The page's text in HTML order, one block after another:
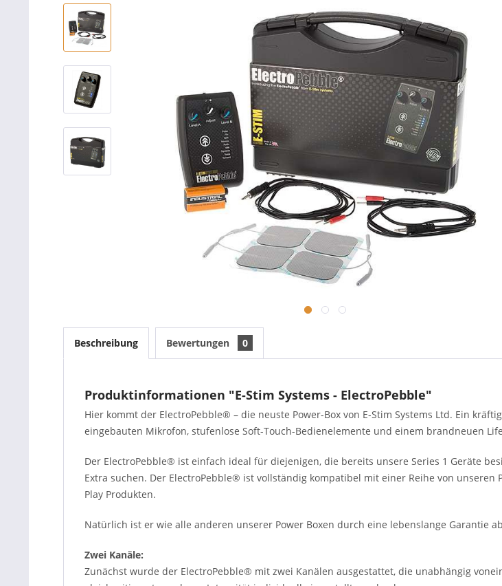
Beschreibung Bewertungen 0
Produktinformationen "E-Stim Systems - ElectroPebble"
Hier kommt der ElectroPebble® – die neuste Power-Box von E-Stim Systems Ltd. Ein
eingebauten Mikrofon, stufenlose Soft-Touch-Bedienelemente und einem brandneuen
Der ElectroPebble® ist einfach ideal für diejenigen, die bereits unsere Series 1 Geräte
Extra suchen. Der ElectroPebble® ist vollständig kompatibel mit einer Reihe von
Play Produkten.
Natürlich ist er wie alle anderen unserer Power Boxen durch eine lebenslange Garantie
Zwei Kanäle:
Zunächst wurde der ElectroPebble® mit zwei Kanälen ausgestattet, die unabhängig